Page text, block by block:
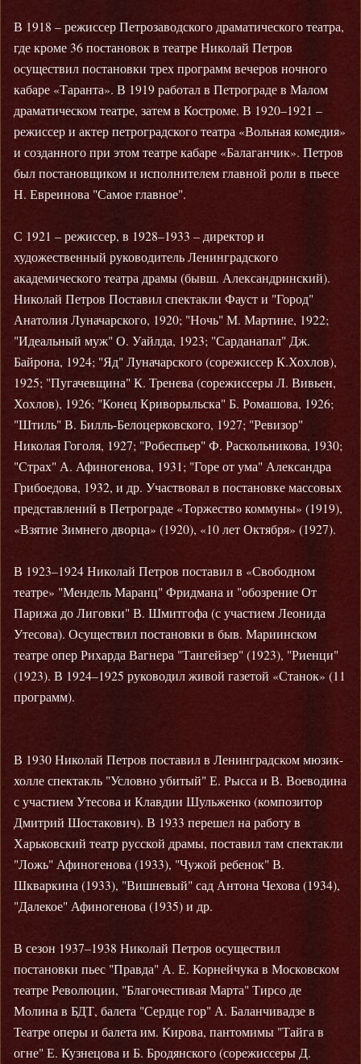
В 1918 – режиссер Петрозаводского драматического театра,
где кроме 36 постановок в театре Николай Петров
осуществил постановки трех программ вечеров ночного
кабаре «Таранта». В 1919 работал в Петрограде в Малом
драматическом театре, затем в Костроме. В 1920–1921 –
режиссер и актер петроградского театра «Вольная комедия»
и созданного при этом театре кабаре «Балаганчик». Петров
был постановщиком и исполнителем главной роли в пьесе
Н. Евреинова "Самое главное".
С 1921 – режиссер, в 1928–1933 – директор и
художественный руководитель Ленинградского
академического театра драмы (бывш. Александринский).
Николай Петров Поставил спектакли Фауст и "Город"
Анатолия Луначарского, 1920; "Ночь" М. Мартине, 1922;
"Идеальный муж" О. Уайлда, 1923; "Сарданапал" Дж.
Байрона, 1924; "Яд" Луначарского (сорежиссер К.Хохлов),
1925; "Пугачевщина" К. Тренева (сорежиссеры Л. Вивьен,
Хохлов), 1926; "Конец Криворыльска" Б. Ромашова, 1926;
"Штиль" В. Билль-Белоцерковского, 1927; "Ревизор"
Николая Гоголя, 1927; "Робеспьер" Ф. Раскольникова, 1930;
"Страх" А. Афиногенова, 1931; "Горе от ума" Александра
Грибоедова, 1932, и др. Участвовал в постановке массовых
представлений в Петрограде «Торжество коммуны» (1919),
«Взятие Зимнего дворца» (1920), «10 лет Октября» (1927).
В 1923–1924 Николай Петров поставил в «Свободном
театре» "Мендель Маранц" Фридмана и "обозрение От
Парижа до Лиговки" В. Шмитгофа (с участием Леонида
Утесова). Осуществил постановки в быв. Мариинском
театре опер Рихарда Вагнера "Тангейзер" (1923), "Риенци"
(1923). В 1924–1925 руководил живой газетой «Станок» (11
программ).
В 1930 Николай Петров поставил в Ленинградском мюзик-
холле спектакль "Условно убитый" Е. Рысса и В. Воеводина
с участием Утесова и Клавдии Шульженко (композитор
Дмитрий Шостакович). В 1933 перешел на работу в
Харьковский театр русской драмы, поставил там спектакли
"Ложь" Афиногенова (1933), "Чужой ребенок" В.
Шкваркина (1933), "Вишневый" сад Антона Чехова (1934),
"Далекое" Афиногенова (1935) и др.
В сезон 1937–1938 Николай Петров осуществил
постановки пьес "Правда" А. Е. Корнейчука в Московском
театре Революции, "Благочестивая Марта" Тирсо де
Молина в БДТ, балета "Сердце гор" А. Баланчивадзе в
Театре оперы и балета им. Кирова, пантомимы "Тайга в
огне" Е. Кузнецова и Б. Бродянского (сорежиссеры Д.